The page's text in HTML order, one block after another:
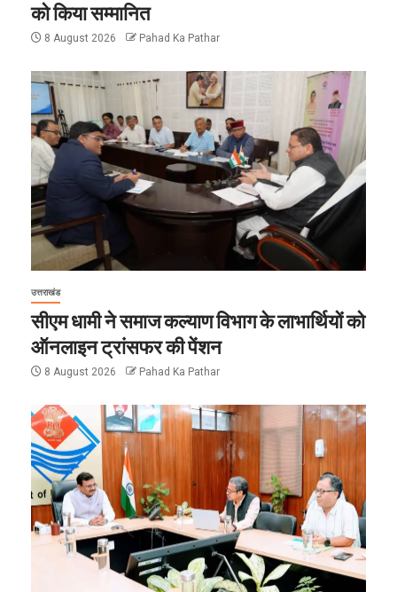
को किया सम्मानित
8 August 2026 Pahad Ka Pathar
उत्तराखंड
सीएम धामी ने समाज कल्याण विभाग के लाभार्थियों को
ऑनलाइन ट्रांसफर की पेंशन
8 August 2026 Pahad Ka Pathar